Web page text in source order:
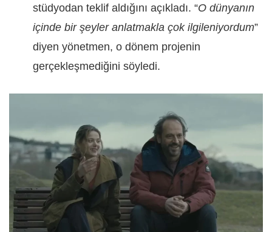
stüdyodan teklif aldığını açıkladı. “O dünyanın
içinde bir şeyler anlatmakla çok ilgileniyordum”
diyen yönetmen, o dönem projenin
gerçekleşmediğini söyledi.